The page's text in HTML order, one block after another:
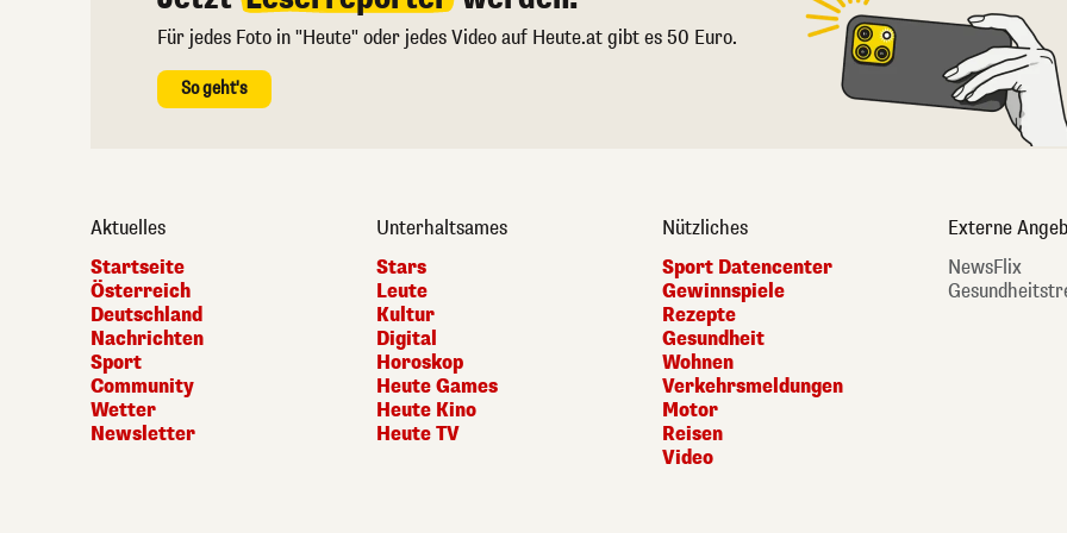
Für jedes Foto in "Heute" oder jedes Video auf Heute.at gibt es 50 Euro.
So geht's
Aktuelles
Startseite
Österreich
Deutschland
Nachrichten
Sport
Community
Wetter
Newsletter
Unterhaltsames
Stars
Leute
Kultur
Digital
Horoskop
Heute Games
Heute Kino
Heute TV
Nützliches
Sport Datencenter
Gewinnspiele
Rezepte
Gesundheit
Wohnen
Verkehrsmeldungen
Motor
Reisen
Video
Externe
NewsFlix